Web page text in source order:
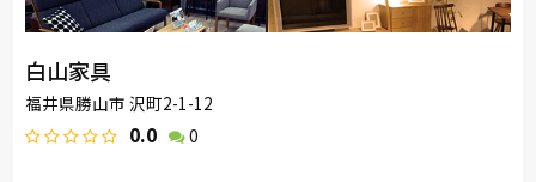
白山家具
福井県勝山市 沢町2-1-12
0.0 0